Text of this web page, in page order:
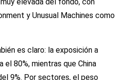
y Unusual Machines como
es claro: la exposición a
el 80%, mientras que China
9%. Por sectores, el peso